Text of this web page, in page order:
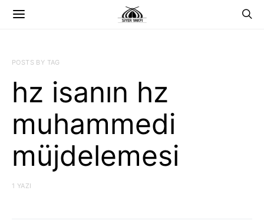
POSTS BY TAG
hz isanın hz
muhammedi
müjdelemesi
1 YAZI